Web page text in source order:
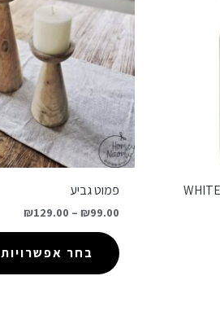
פמוט גביע
₪99.00
–
₪129.00
בחר אפשרויות